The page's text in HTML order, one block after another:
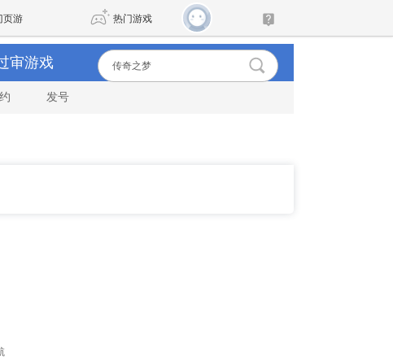
页游 热门游戏
魔兽 DNF
审游戏
发号